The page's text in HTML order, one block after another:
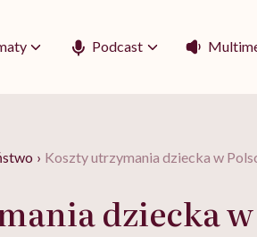
Podcast
› Koszty utrzymania dziecka w
dziecka